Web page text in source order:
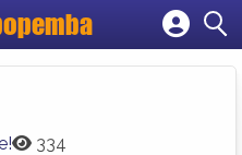
empresa
conta
334